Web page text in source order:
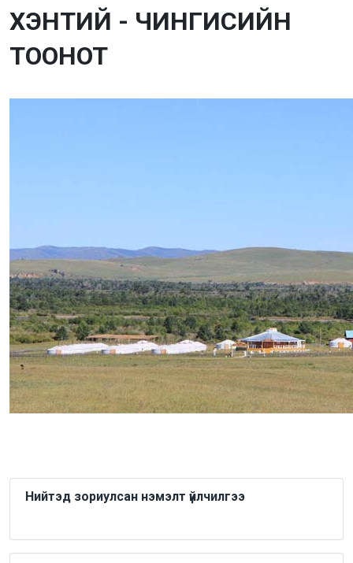
ХЭНТИЙ - ЧИНГИСИЙН
ТООНОТ
Нийтэд зориулсан нэмэлт үйлчилгээ